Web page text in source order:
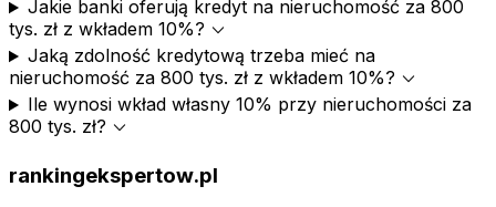
Jakie banki oferują kredyt na nieruchomość za 800
tys. zł z wkładem 10%? expand_more
Jaką zdolność kredytową trzeba mieć na
nieruchomość za 800 tys. zł z wkładem 10%? expand_more
Ile wynosi wkład własny 10% przy nieruchomości za
800 tys. zł? expand_more
rankingekspertow.pl